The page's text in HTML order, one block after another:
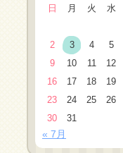
日
月 火 水
2
3 4 5
9
10 11 12
16
17 18 19
23
24 25 26
30
31
« 7月